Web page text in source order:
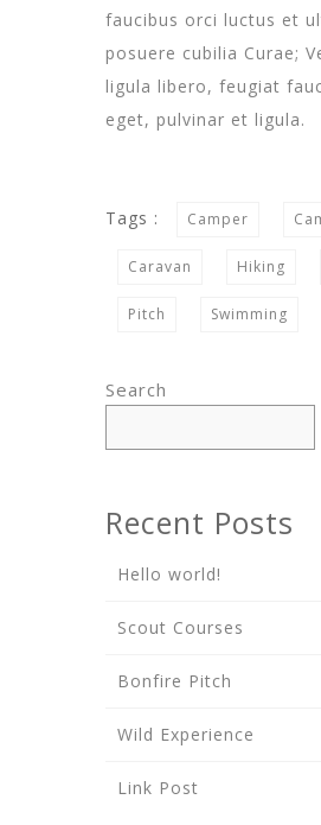
faucibus orci luctus et
posuere cubilia Curae;
ligula libero, feugiat
eget, pulvinar et ligula.
Tags : Camper
Caravan Hiking
Pitch Swimming
Search
Recent Posts
Hello world!
Scout Courses
Bonfire Pitch
Wild Experience
Link Post